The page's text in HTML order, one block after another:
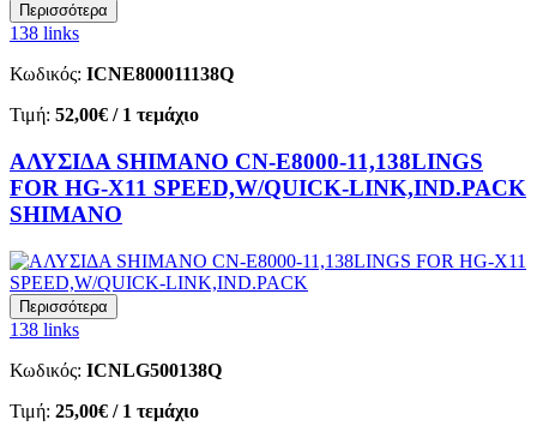
Περισσότερα
138 links
Κωδικός: ICNE800011138Q
Τιμή: 52,00€ / 1 τεμάχιο
ΑΛΥΣΙΔΑ SHIMANO CN-E8000-11,138LINGS
FOR HG-X11 SPEED,W/QUICK-LINK,IND.PACK
SHIMANO
Περισσότερα
138 links
Κωδικός: ICNLG500138Q
Τιμή: 25,00€ / 1 τεμάχιο